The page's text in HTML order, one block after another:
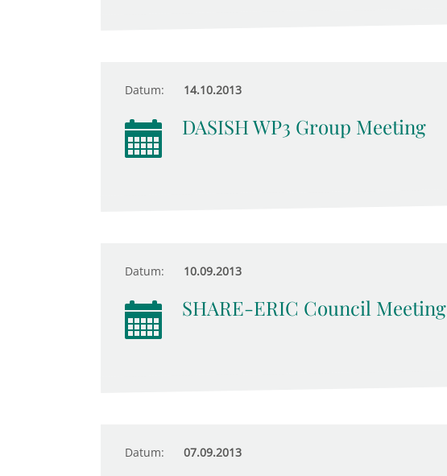
Datum: 14.10.2013
DASISH WP3 Group Meeting
Datum: 10.09.2013
SHARE-ERIC Council Meeting
Datum: 07.09.2013